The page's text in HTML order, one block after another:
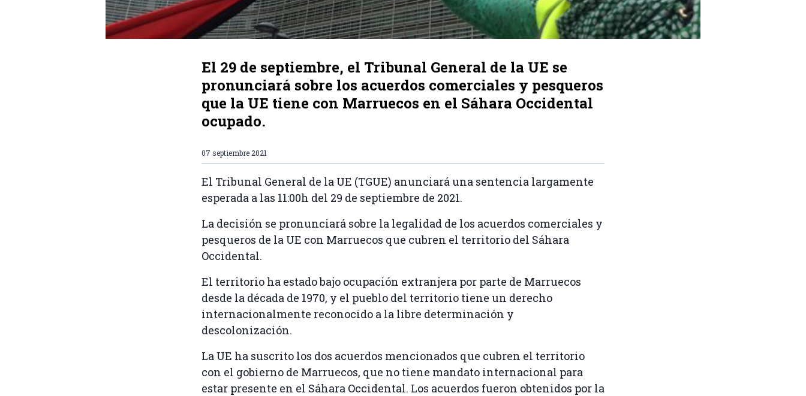
El 29 de septiembre, el Tribunal General de la UE se
pronunciará sobre los acuerdos comerciales y pesqueros
que la UE tiene con Marruecos en el Sáhara Occidental
ocupado.
07 septiembre 2021
El Tribunal General de la UE (TGUE) anunciará una sentencia largamente
esperada a las 11:00h del 29 de septiembre de 2021.
La decisión se pronunciará sobre la legalidad de los acuerdos comerciales y
pesqueros de la UE con Marruecos que cubren el territorio del Sáhara
Occidental.
El territorio ha estado bajo ocupación extranjera por parte de Marruecos
desde la década de 1970, y el pueblo del territorio tiene un derecho
internacionalmente reconocido a la libre determinación y
descolonización.
La UE ha suscrito los dos acuerdos mencionados que cubren el territorio
con el gobierno de Marruecos, que no tiene mandato internacional para
estar presente en el Sáhara Occidental. Los acuerdos fueron obtenidos por la